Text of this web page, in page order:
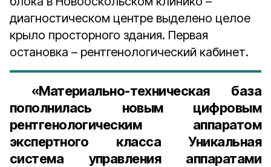
диагностическом центре выделено целое
крыло просторного здания. Первая
остановка – рентгенологический кабинет.
«Материально-техническая база
пополнилась новым цифровым
рентгенологическим аппаратом
экспертного класса Уникальная
система управления аппаратами